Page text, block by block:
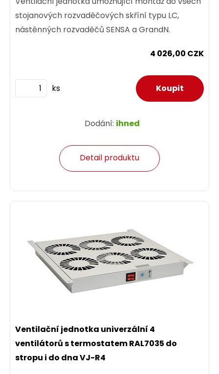
stojanových rozvaděčových skříní typu LC,
nástěnných rozvaděčů SENSA a GrandN.
4 026,00 CZK
ks
Dodání: ihned
Detail produktu
Ventilační jednotka univerzální 4
ventilátorů s termostatem RAL7035 do
stropu i do dna VJ-R4